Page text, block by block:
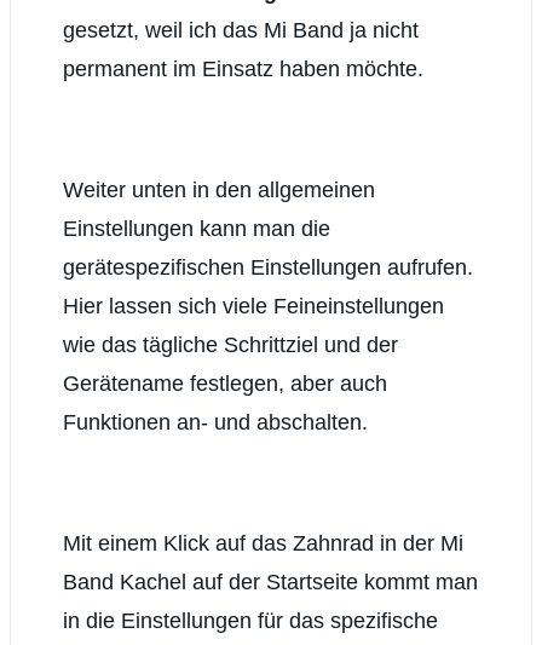
gesetzt, weil ich das Mi Band ja nicht
permanent im Einsatz haben möchte.
Weiter unten in den allgemeinen
Einstellungen kann man die
gerätespezifischen Einstellungen aufrufen.
Hier lassen sich viele Feineinstellungen
wie das tägliche Schrittziel und der
Gerätename festlegen, aber auch
Funktionen an- und abschalten.
Mit einem Klick auf das Zahnrad in der Mi
Band Kachel auf der Startseite kommt man
in die Einstellungen für das spezifische